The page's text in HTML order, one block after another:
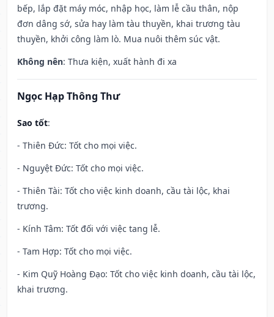
bếp, lắp đặt máy móc, nhập học, làm lễ cầu thân, nộp
đơn dâng sớ, sửa hay làm tàu thuyền, khai trương tàu
thuyền, khởi công làm lò. Mua nuôi thêm súc vật.
Không nên: Thưa kiện, xuất hành đi xa
Ngọc Hạp Thông Thư
Sao tốt:
- Thiên Đức: Tốt cho mọi việc.
- Nguyệt Đức: Tốt cho mọi việc.
- Thiên Tài: Tốt cho việc kinh doanh, cầu tài lộc, khai
trương.
- Kính Tâm: Tốt đối với việc tang lễ.
- Tam Hợp: Tốt cho mọi việc.
- Kim Quỹ Hoàng Đạo: Tốt cho việc kinh doanh, cầu tài lộc,
khai trương.